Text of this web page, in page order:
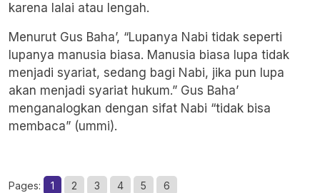
karena lalai atau lengah.
Menurut Gus Baha’, “Lupanya Nabi tidak seperti
lupanya manusia biasa. Manusia biasa lupa tidak
menjadi syariat, sedang bagi Nabi, jika pun lupa
akan menjadi syariat hukum.” Gus Baha’
menganalogkan dengan sifat Nabi “tidak bisa
membaca” (ummi).
Pages: 1 2 3 4 5 6